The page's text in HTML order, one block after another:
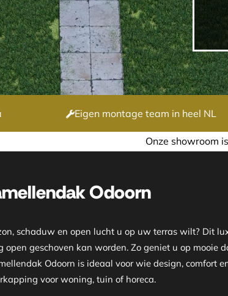
Eigen montage team in heel NL
Onze showroom is geopend op afspraak.
Odoorn
schaduw en open lucht u op uw terras wilt? Dit
geschoven kan worden. Zo geniet u op mooie
Odoorn is ideaal voor wie design, comfort
voor woning, tuin of horeca.